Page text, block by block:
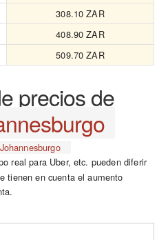
308.10 ZAR
408.90 ZAR
509.70 ZAR
precios de
Johannesburgo
real para Uber, etc. pueden diferir
tienen en cuenta el aumento